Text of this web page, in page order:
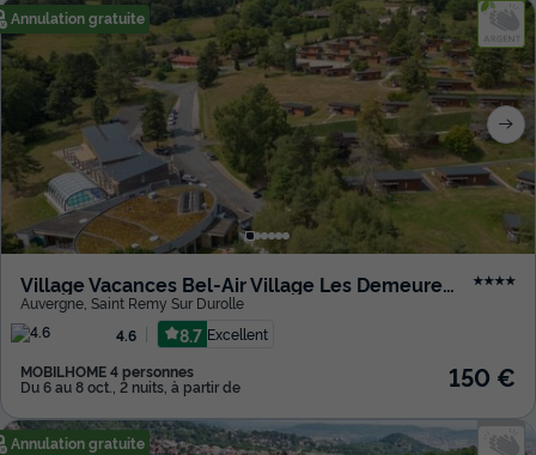
Annulation gratuite
Village Vacances Bel-Air Village Les Demeures du Lac ★★★★
Auvergne, Saint Remy Sur Durolle
4.6
8.7 Excellent
MOBILHOME 4 personnes
Du 6 au 8 oct., 2 nuits, à partir de 150 €
Annulation gratuite